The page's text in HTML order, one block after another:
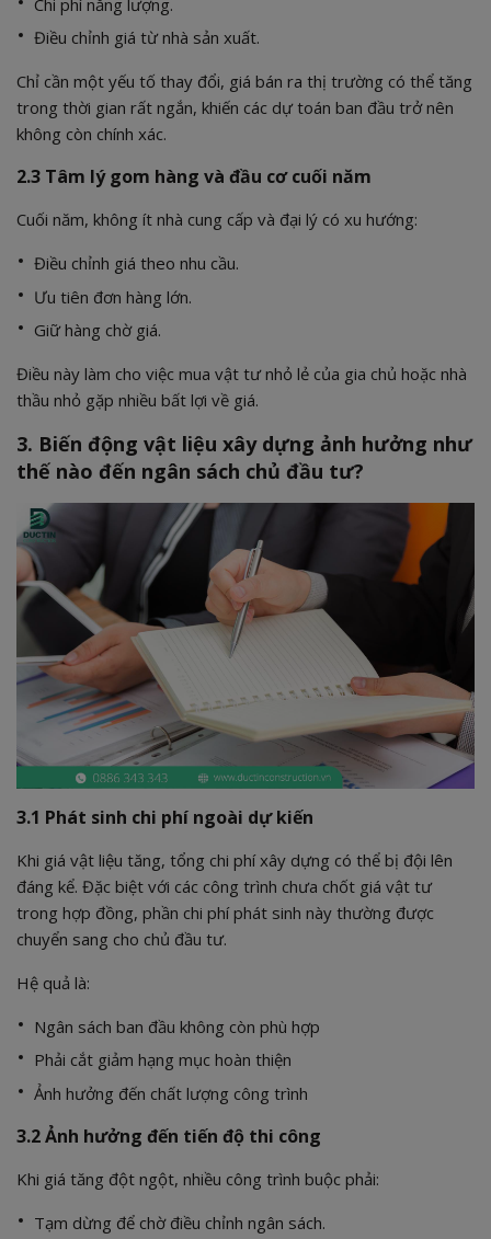
Điều chỉnh giá từ nhà sản xuất.
Chỉ cần một yếu tố thay đổi, giá bán ra thị trường có thể tăng
trong thời gian rất ngắn, khiến các dự toán ban đầu trở nên
không còn chính xác.
2.3 Tâm lý gom hàng và đầu cơ cuối năm
Cuối năm, không ít nhà cung cấp và đại lý có xu hướng:
Điều chỉnh giá theo nhu cầu.
Ưu tiên đơn hàng lớn.
Giữ hàng chờ giá.
Điều này làm cho việc mua vật tư nhỏ lẻ của gia chủ hoặc nhà
thầu nhỏ gặp nhiều bất lợi về giá.
3. Biến động vật liệu xây dựng ảnh hưởng như
thế nào đến ngân sách chủ đầu tư?
3.1 Phát sinh chi phí ngoài dự kiến
Khi giá vật liệu tăng, tổng chi phí xây dựng có thể bị đội lên
đáng kể. Đặc biệt với các công trình chưa chốt giá vật tư
trong hợp đồng, phần chi phí phát sinh này thường được
chuyển sang cho chủ đầu tư.
Hệ quả là:
Ngân sách ban đầu không còn phù hợp
Phải cắt giảm hạng mục hoàn thiện
Ảnh hưởng đến chất lượng công trình
3.2 Ảnh hưởng đến tiến độ thi công
Khi giá tăng đột ngột, nhiều công trình buộc phải:
Tạm dừng để chờ điều chỉnh ngân sách.